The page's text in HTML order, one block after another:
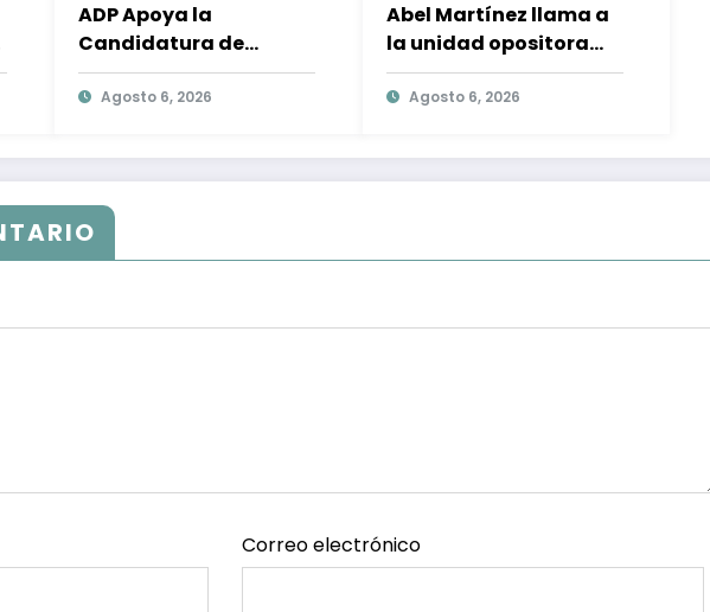
ADP Apoya la
Candidatura de
Gonzalo Castillo:
Compromiso con el
la Participación
Política
Agosto 6, 2026
Abel Martínez llama a
la unidad opositora
para desplazar al PRM
y recuperar la
Agosto 6, 2026
Correo electrónico